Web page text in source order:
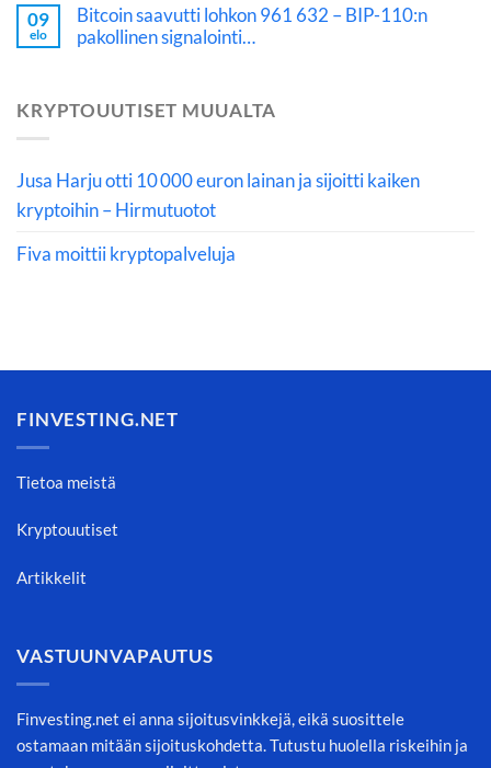
09
elo
Bitcoin saavutti lohkon 961 632 – BIP-110:n
pakollinen signalointi…
KRYPTOUUTISET MUUALTA
Jusa Harju otti 10 000 euron lainan ja sijoitti kaiken
kryptoihin – Hirmutuotot
Fiva moittii kryptopalveluja
FINVESTING.NET
Tietoa meistä
Kryptouutiset
Artikkelit
VASTUUNVAPAUTUS
Finvesting.net ei anna sijoitusvinkkejä, eikä suosittele
ostamaan mitään sijoituskohdetta. Tutustu huolella riskeihin ja